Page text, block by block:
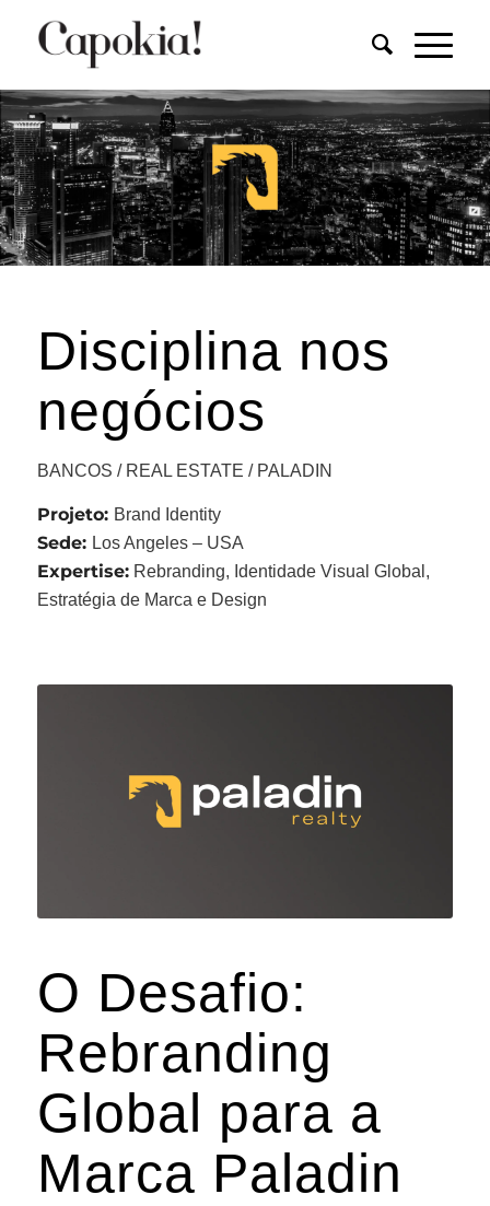
Disciplina nos
negócios
BANCOS / REAL ESTATE / PALADIN
Projeto: Brand Identity
Sede: Los Angeles – USA
Expertise:Rebranding, Identidade Visual Global,
Estratégia de Marca e Design
O Desafio:
Rebranding
Global para a
Marca Paladin